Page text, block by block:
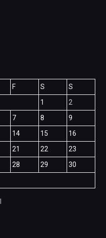
F S
S
1
2
7 8
9
14 15
16
21 22
23
28 29
30